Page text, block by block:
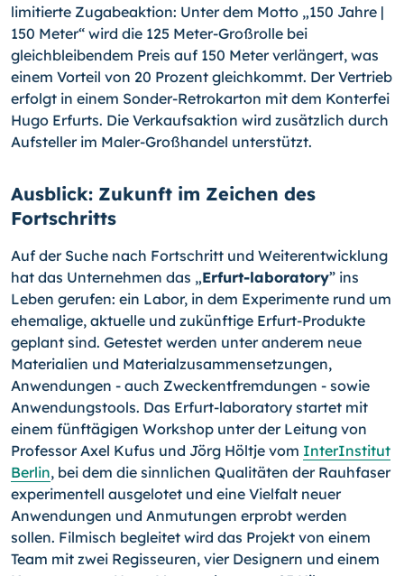
limitierte Zugabeaktion: Unter dem Motto „150 Jah­re |
150 Meter“ wird die 125 Meter-Großrolle bei
gleichbleiben­dem Preis auf 150 Meter verlängert, was
einem Vorteil von 20 Prozent gleichkommt. Der Vertrieb
erfolgt in einem Sonder-Re­trokarton mit dem Konterfei
Hugo Erfurts. Die Verkaufsaktion wird zusätzlich durch
Aufsteller im Maler-Großhandel unter­stützt.
Ausblick: Zukunft im Zeichen des
Fortschritts
Auf der Suche nach Fortschritt und Weiterentwicklung
hat das Unternehmen das „Erfurt-laboratory” ins
Leben gerufen: ein Labor, in dem Experimente rund um
ehemalige, aktuelle und zu­künftige Erfurt-Produkte
geplant sind. Getestet werden unter anderem neue
Materia­lien und Materialzusammensetzungen,
Anwendungen - auch Zweckentfremdungen - sowie
Anwendungstools. Das Erfurt-laboratory startet mit
einem fünftägigen Work­shop unter der Leitung von
Professor Axel Kufus und Jörg Höltje vom InterInstitut
Berlin, bei dem die sinnlichen Qualitäten der Rauhfaser
experimentell ausgelotet und eine Vielfalt neuer
Anwendungen und Anmutungen erprobt werden
sollen. Filmisch begleitet wird das Projekt von einem
Team mit zwei Regisseuren, vier Designern und einem